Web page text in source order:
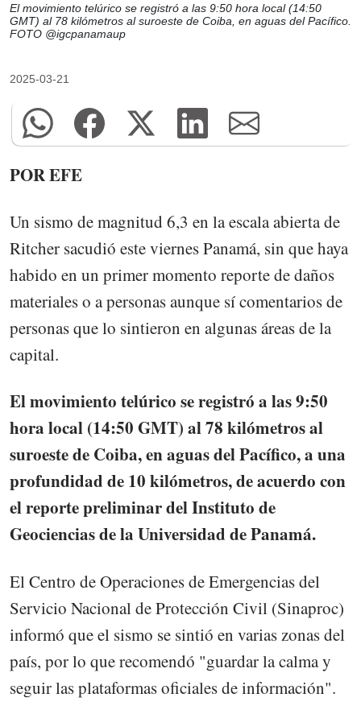
El movimiento telúrico se registró a las 9:50 hora local (14:50
GMT) al 78 kilómetros al suroeste de Coiba, en aguas del Pacífico.
FOTO @igcpanamaup
2025-03-21
POR EFE
Un sismo de magnitud 6,3 en la escala abierta de
Ritcher sacudió este viernes Panamá, sin que haya
habido en un primer momento reporte de daños
materiales o a personas aunque sí comentarios de
personas que lo sintieron en algunas áreas de la
capital.
El movimiento telúrico se registró a las 9:50
hora local (14:50 GMT) al 78 kilómetros al
suroeste de Coiba, en aguas del Pacífico, a una
profundidad de 10 kilómetros, de acuerdo con
el reporte preliminar del Instituto de
Geociencias de la Universidad de Panamá.
El Centro de Operaciones de Emergencias del
Servicio Nacional de Protección Civil (Sinaproc)
informó que el sismo se sintió en varias zonas del
país, por lo que recomendó "guardar la calma y
seguir las plataformas oficiales de información".